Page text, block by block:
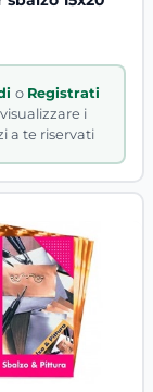
o Registrati
i
a te riservati